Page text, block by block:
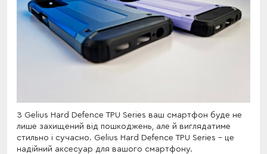
З Gelius Hard Defence TPU Series ваш смартфон буде не
лише захищений від пошкоджень, але й виглядатиме
стильно і сучасно. Gelius Hard Defence TPU Series - це
надійний аксесуар для вашого смартфону.